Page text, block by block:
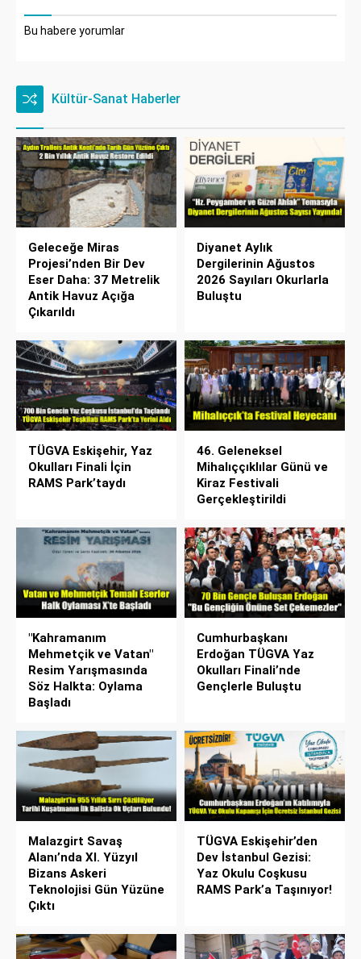
Bu habere yorumlar
Kültür-Sanat Haberler
Geleceğe Miras
Projesi’nden Bir Dev
Eser Daha: 37 Metrelik
Antik Havuz Açığa
Çıkarıldı
Diyanet Aylık
Dergilerinin Ağustos
2026 Sayıları Okurlarla
Buluştu
TÜGVA Eskişehir, Yaz
Okulları Finali İçin
RAMS Park’taydı
46. Geleneksel
Mihalıççıklılar Günü ve
Kiraz Festivali
Gerçekleştirildi
"Kahramanım
Mehmetçik ve Vatan"
Resim Yarışmasında
Söz Halkta: Oylama
Başladı
Cumhurbaşkanı
Erdoğan TÜGVA Yaz
Okulları Finali’nde
Gençlerle Buluştu
Malazgirt Savaş
Alanı’nda XI. Yüzyıl
Bizans Askeri
Teknolojisi Gün Yüzüne
Çıktı
TÜGVA Eskişehir’den
Dev İstanbul Gezisi:
Yaz Okulu Coşkusu
RAMS Park’a Taşınıyor!